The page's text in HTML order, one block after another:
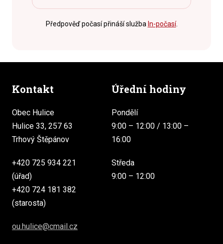
Předpověď počasí přináší služba In-počasí.
Kontakt
Obec Hulice
Hulice 33, 257 63
Trhový Štěpánov
+420 725 934 221
(úřad)
+420 724 181 382
(starosta)
ou.hulice@cmail.cz
Úřední hodiny
Pondělí
9:00 – 12:00 / 13:00 –
16:00
Středa
9:00 – 12:00